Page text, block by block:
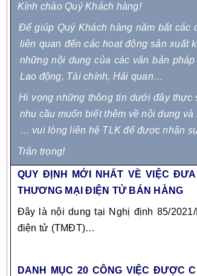
Kính chào Quý Khách hàng!
Để giúp Quý Khách hàng năm bắt các
liên quan đến các hoạt động sản xuất
những nội dung của các văn bản
Lao động, Tài chính, Hải quan…
Hi vọng những thông tin dưới đây
nhu cầu muốn biết thêm về nội dung
… vui lòng liên hệ TLK để được nhận
Trân trọng!
QUY ĐỊNH MỚI NHẤT VỀ VIỆC
THƯƠNG MẠI ĐIỆN TỬ BÁN HÀNG
Đây là nội dung tại Nghị định 85/
điện tử (TMĐT)…
DANH MỤC 20 CÔNG VIỆC ĐƯỢC